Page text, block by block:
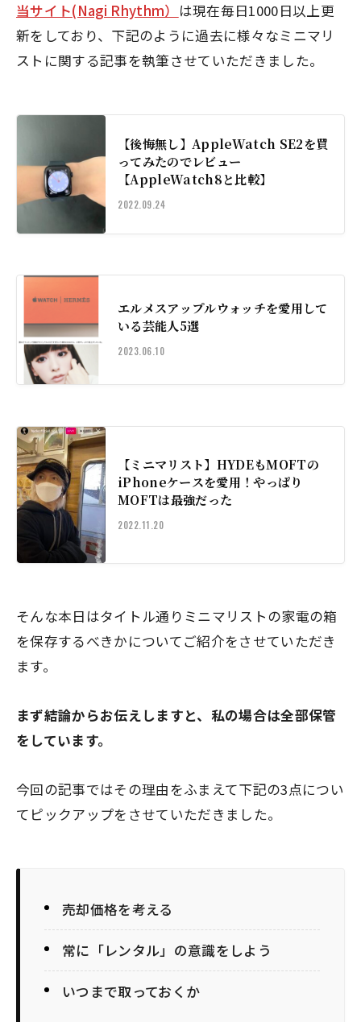
当サイト(Nagi Rhythm） は現在毎日1000日以上更
新をしており、下記のように過去に様々なミニマリ
ストに関する記事を執筆させていただきました。
【後悔無し】AppleWatch SE2を買
ってみたのでレビュー
【AppleWatch8と比較】
2022.09.24
エルメスアップルウォッチを愛用して
いる芸能人5選
2023.06.10
【ミニマリスト】HYDEもMOFTの
iPhoneケースを愛用！やっぱり
MOFTは最強だった
2022.11.20
そんな本日はタイトル通りミニマリストの家電の箱
を保存するべきかについてご紹介をさせていただき
ます。
まず結論からお伝えしますと、私の場合は全部保管
をしています。
今回の記事ではその理由をふまえて下記の3点につい
てピックアップをさせていただきました。
売却価格を考える
常に「レンタル」の意識をしよう
いつまで取っておくか